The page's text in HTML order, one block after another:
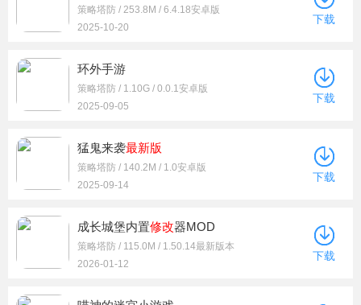
策略塔防 / 253.8M / 6.4.18安卓版
2025-10-20
下载
环外手游
策略塔防 / 1.10G / 0.0.1安卓版
2025-09-05
下载
猛鬼来袭最新版
策略塔防 / 140.2M / 1.0安卓版
2025-09-14
下载
成长城堡内置修改器MOD
策略塔防 / 115.0M / 1.50.14最新版本
2026-01-12
下载